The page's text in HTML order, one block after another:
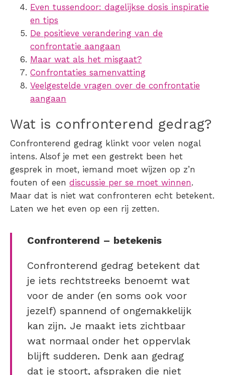
Even tussendoor: dagelijkse dosis inspiratie
en tips
De positieve verandering van de
confrontatie aangaan
Maar wat als het misgaat?
Confrontaties samenvatting
Veelgestelde vragen over de confrontatie
aangaan
Wat is confronterend gedrag?
Confronterend gedrag klinkt voor velen nogal
intens. Alsof je met een gestrekt been het
gesprek in moet, iemand moet wijzen op z’n
fouten of een discussie per se moet winnen.
Maar dat is niet wat confronteren echt betekent.
Laten we het even op een rij zetten.
Confronterend – betekenis
Confronterend gedrag betekent dat
je iets rechtstreeks benoemt wat
voor de ander (en soms ook voor
jezelf) spannend of ongemakkelijk
kan zijn. Je maakt iets zichtbaar
wat normaal onder het oppervlak
blijft sudderen. Denk aan gedrag
dat je stoort, afspraken die niet